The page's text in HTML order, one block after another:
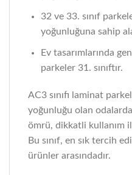
32 ve 33. sınıf
yoğunluğuna sahip
Ev tasarımlarında
parkeler 31. sınıftır.
AC3 sınıfı laminat
yoğunluğu olan
ömrü, dikkatli kullanım
Bu sınıf, en sık tercih
ürünler arasındadır.